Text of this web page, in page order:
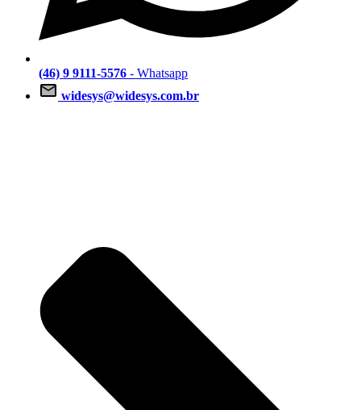
(46) 9 9111-5576 - Whatsapp
widesys@widesys.com.br